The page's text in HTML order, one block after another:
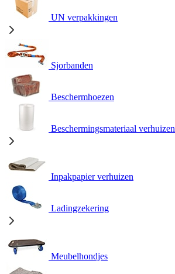
UN verpakkingen
Sjorbanden
Beschermhoezen
Beschermingsmateriaal verhuizen
Inpakpapier verhuizen
Ladingzekering
Meubelhondjes